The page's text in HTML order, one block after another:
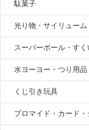
駄菓子
光り物・サイリューム
スーパーボール・すく
水ヨーヨー・つり用品
くじ引き玩具
プロマイド・カード・